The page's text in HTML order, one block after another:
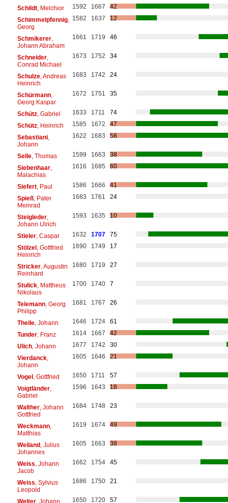
Schildt, Melchior 1592 1667
42
Schimmelpfennig,
Georg
1582 1637 12
Schmikerer,
Johann Abraham
1661 1719 46
Schneider,
Conrad Michael
1673 1752 34
Schulze, Andreas
Heinrich
1683 1742 24
Schürmann,
Georg Kaspar
1672 1751 35
Schütz, Gabriel 1633 1711
74
Schütz, Heinrich 1585 1672
47
Sebastiani,
Johann
1622 1683 58
Selle, Thomas 1599 1663
38
Siebenhaar,
Malachias
1616 1685 60
Siefert, Paul 1586 1666
41
Spieß, Pater
Meinrad
1683 1761 24
Steigleder,
Johann Ulrich
1593 1635 10
Stieler, Caspar 1632 1707
75
Stölzel, Gottfried
Heinrich
1690 1749 17
Stricker, Augustin
Reinhard
1680 1719 27
Stulick, Mattheus
Nikolaus
1700 1740 7
Telemann, Georg
Philipp
1681 1767 26
Theile, Johann 1646 1724
61
Tunder, Franz 1614 1667
42
Ulich, Johann 1677 1742
30
Vierdanck,
Johann
1605 1646 21
Vogel, Gottfried 1650 1711
57
Voigtländer,
Gabriel
1596 1643 18
Walther, Johann
Gottfried
1684 1748 23
Weckmann,
Matthias
1619 1674 49
Weiland, Julius
Johannes
1605 1663 38
Weiss , Johann
Jacob
1662 1754 45
Weiss , Sylvius
Leopold
1686 1750 21
Welter, Johann 1650 1720 57